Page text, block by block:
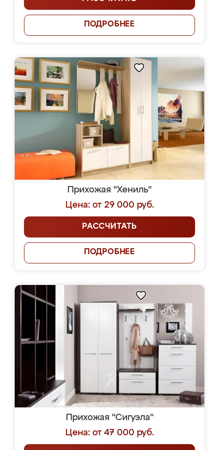
ПОДРОБНЕЕ
Прихожая "Хениль"
Цена: от 29 000 руб.
РАССЧИТАТЬ
ПОДРОБНЕЕ
Прихожая "Сигуэла"
Цена: от 47 000 руб.